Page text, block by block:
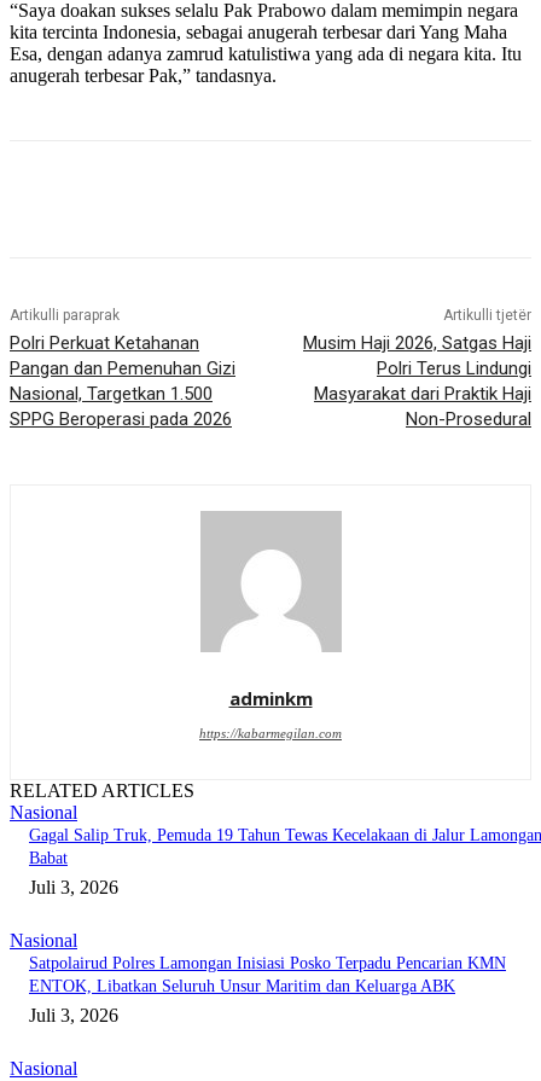
“Saya doakan sukses selalu Pak Prabowo dalam memimpin negara
kita tercinta Indonesia, sebagai anugerah terbesar dari Yang Maha
Esa, dengan adanya zamrud katulistiwa yang ada di negara kita. Itu
anugerah terbesar Pak,” tandasnya.
Artikulli paraprak
Polri Perkuat Ketahanan
Pangan dan Pemenuhan Gizi
Nasional, Targetkan 1.500
SPPG Beroperasi pada 2026
Artikulli tjetër
Musim Haji 2026, Satgas Haji
Polri Terus Lindungi
Masyarakat dari Praktik Haji
Non-Prosedural
adminkm
https://kabarmegilan.com
RELATED ARTICLES
Nasional
Gagal Salip Truk, Pemuda 19 Tahun Tewas Kecelakaan di Jalur
Babat
Juli 3, 2026
Nasional
Satpolairud Polres Lamongan Inisiasi Posko Terpadu Pencarian KMN
ENTOK, Libatkan Seluruh Unsur Maritim dan Keluarga ABK
Juli 3, 2026
Nasional